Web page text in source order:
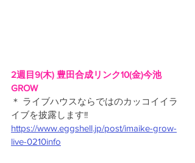
2週目9(木) 豊田合成リンク10(金)今池
GROW
＊ ライブハウスならではのカッコイイラ
イブを披露します!!
https://www.eggshell.jp/post/imaike-grow-
live-0210info